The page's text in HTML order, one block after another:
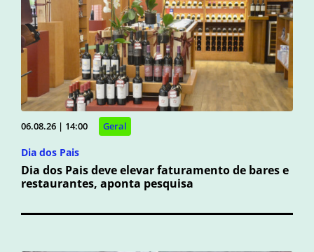
06.08.26 | 14:00 Geral
Dia dos Pais
Dia dos Pais deve elevar faturamento de bares e
restaurantes, aponta pesquisa